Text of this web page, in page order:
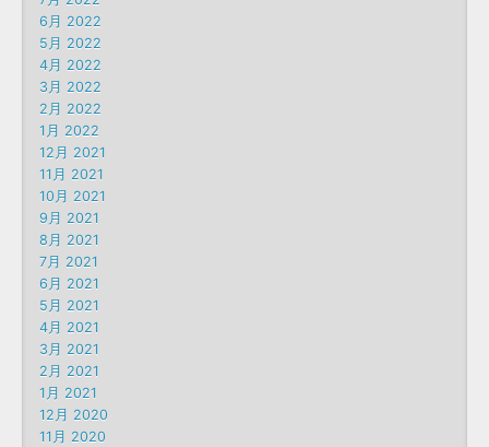
6月 2022
5月 2022
4月 2022
3月 2022
2月 2022
1月 2022
12月 2021
11月 2021
10月 2021
9月 2021
8月 2021
7月 2021
6月 2021
5月 2021
4月 2021
3月 2021
2月 2021
1月 2021
12月 2020
11月 2020